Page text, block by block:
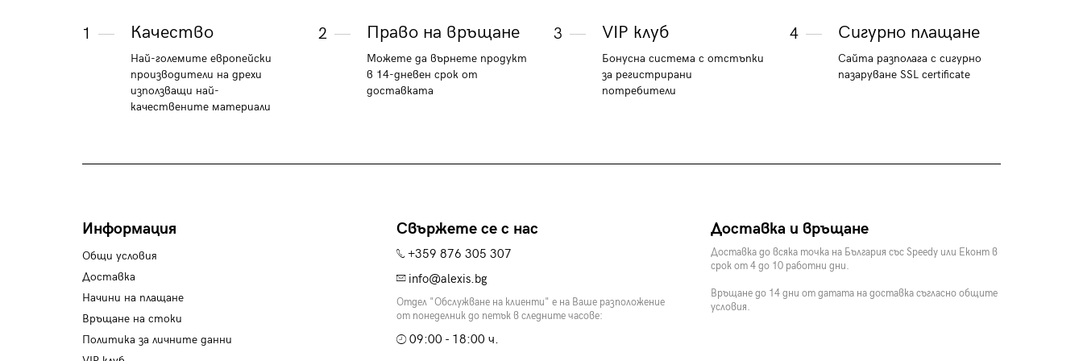
1 Качество
Най-големите европейски
производители на дрехи
използващи най-
качествените материали
2 Право на връщане
Можете да върнете продукт
в 14-дневен срок от
доставката
3 VIP клуб
Бонусна система с отстъпки
за регистрирани
потребители
4 Сигурно плащане
Сайта разполага с сигурно
пазаруване SSL certificate
Информация
Общи условия
Доставка
Начини на плащане
Връщане на стоки
Политика за личните данни
Свържете се с нас
+359 876 305 307
info@alexis.bg
Отдел "Обслужване на клиенти" е на Ваше разположение
от понеделник до петък в следните часове:
09:00 - 18:00 ч.
Доставка и връщане
Доставка до всяка точка на България със Speedy или Еконт в
срок от 4 до 10 работни дни.
Връщане до 14 дни от датата на доставка съгласно общите
условия.